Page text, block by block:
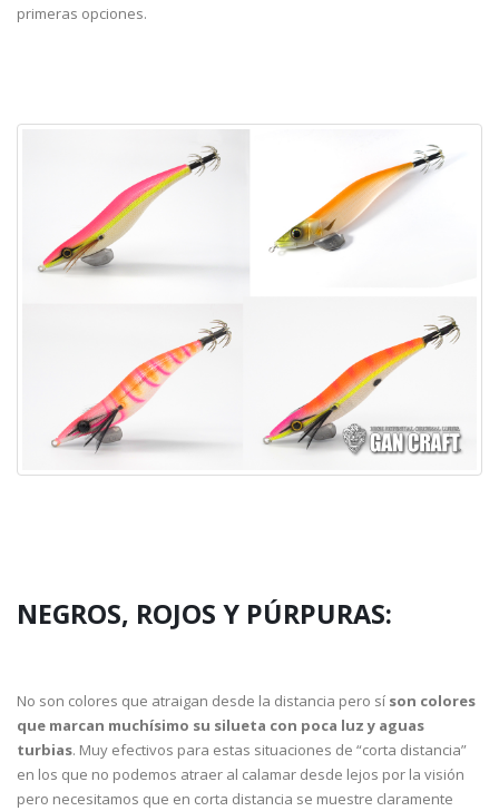
primeras opciones.
NEGROS, ROJOS Y PÚRPURAS:
No son colores que atraigan desde la distancia pero sí son colores
que marcan muchísimo su silueta con poca luz y aguas
turbias. Muy efectivos para estas situaciones de “corta distancia”
en los que no podemos atraer al calamar desde lejos por la visión
pero necesitamos que en corta distancia se muestre claramente